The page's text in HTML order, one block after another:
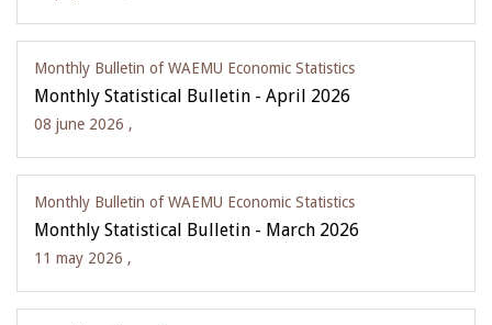
Monthly Bulletin of WAEMU Economic Statistics
Monthly Statistical Bulletin - April 2026
08 june 2026 ,
Monthly Bulletin of WAEMU Economic Statistics
Monthly Statistical Bulletin - March 2026
11 may 2026 ,